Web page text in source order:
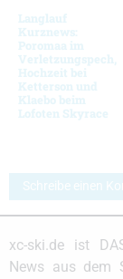
Langlauf
Kurznews:
Poromaa im
Verletzungspech,
Hochzeit bei
Ketterson und
Klaebo beim
Lofoten Skyrace
Schreibe einen
xc-ski.de ist
News aus dem